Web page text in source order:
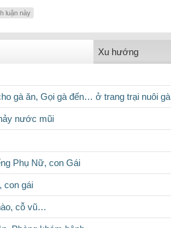
luận này
Xu hướng
gà ăn, Gọi gà đến… ở trang trại nuôi gà
nước mũi
Phụ Nữ, con Gái
con gái
cỗ vũ…